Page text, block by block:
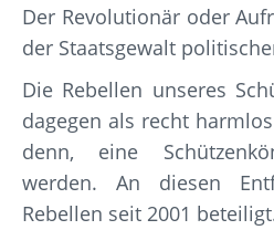
Der Revolutionär oder
der Staatsgewalt
Die Rebellen unseres
dagegen als recht
denn, eine
werden. An diesen
Rebellen seit 2001